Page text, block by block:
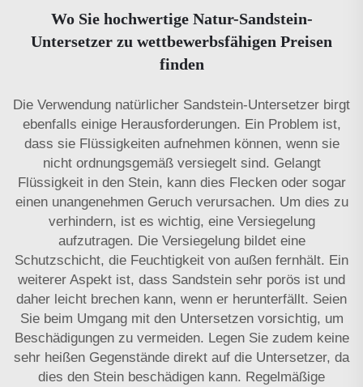
Wo Sie hochwertige Natur-Sandstein-
Untersetzer zu wettbewerbsfähigen Preisen
finden
Die Verwendung natürlicher Sandstein-Untersetzer birgt
ebenfalls einige Herausforderungen. Ein Problem ist,
dass sie Flüssigkeiten aufnehmen können, wenn sie
nicht ordnungsgemäß versiegelt sind. Gelangt
Flüssigkeit in den Stein, kann dies Flecken oder sogar
einen unangenehmen Geruch verursachen. Um dies zu
verhindern, ist es wichtig, eine Versiegelung
aufzutragen. Die Versiegelung bildet eine
Schutzschicht, die Feuchtigkeit von außen fernhält. Ein
weiterer Aspekt ist, dass Sandstein sehr porös ist und
daher leicht brechen kann, wenn er herunterfällt. Seien
Sie beim Umgang mit den Untersetzen vorsichtig, um
Beschädigungen zu vermeiden. Legen Sie zudem keine
sehr heißen Gegenstände direkt auf die Untersetzer, da
dies den Stein beschädigen kann. Regelmäßige